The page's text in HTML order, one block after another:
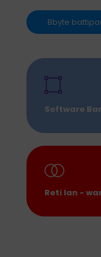
Bbyte
Software Bar
Reti lan -